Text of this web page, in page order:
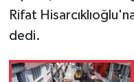
Rifat
dedi.